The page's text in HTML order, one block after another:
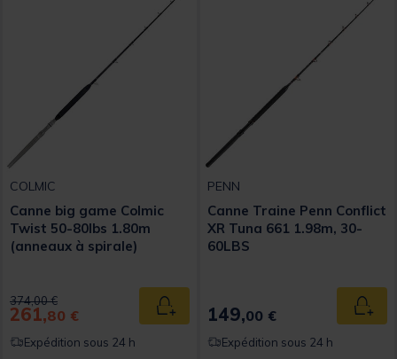
COLMIC
Canne big game Colmic
Twist 50-80lbs 1.80m
(anneaux à spirale)
Price reduced from
374,00 €to
261,80 € Ajouter au panier
Expédition sous 24 h
PENN
Canne Traine Penn Conflict
XR Tuna 661 1.98m, 30-
60LBS
149,00 €
Expédition sous 24 h